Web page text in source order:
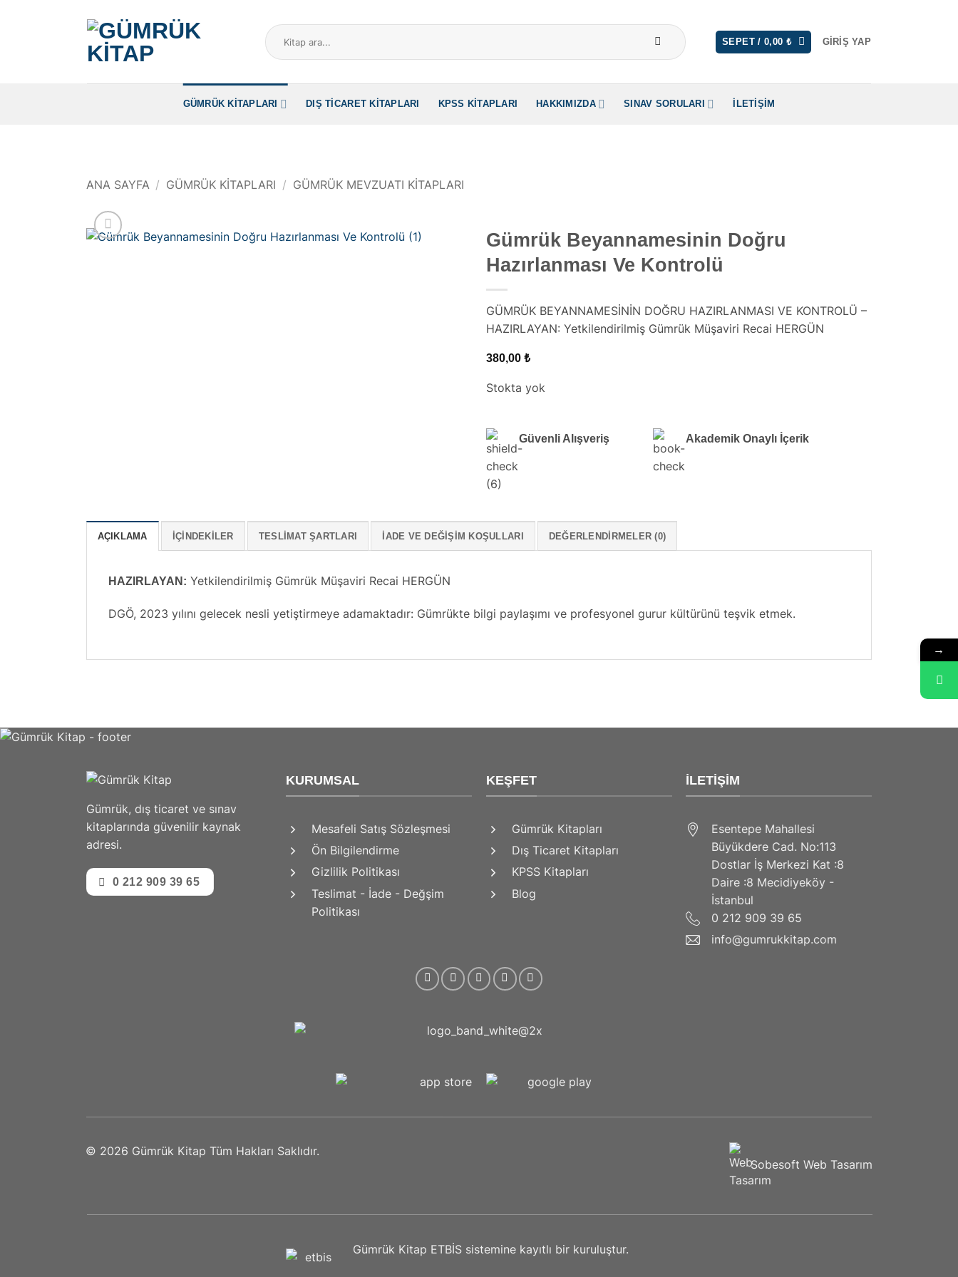
SEPET /0,00 ₺ GIRIŞ YAP
GÜMRÜK KITAPLARI DIŞ TICARET KITAPLARI KPSS KITAPLARI HAKKIMIZDA SINAV SORULARI İLETIŞIM
ANA SAYFA / GÜMRÜK KITAPLARI / GÜMRÜK MEVZUATI KITAPLARI
Gümrük Beyannamesinin Doğru
Hazırlanması Ve Kontrolü
GÜMRÜK BEYANNAMESİNİN DOĞRU HAZIRLANMASI VE KONTROLÜ –
HAZIRLAYAN: Yetkilendirilmiş Gümrük Müşaviri Recai HERGÜN
380,00 ₺
Stokta yok
Güvenli Alışveriş Akademik Onaylı İçerik
AÇIKLAMA İÇINDEKILER TESLIMAT ŞARTLARI İADE VE DEĞIŞIM KOŞULLARI DEĞERLENDIRMELER (0)
HAZIRLAYAN: Yetkilendirilmiş Gümrük Müşaviri Recai HERGÜN
DGÖ, 2023 yılını gelecek nesli yetiştirmeye adamaktadır: Gümrükte bilgi paylaşımı ve profesyonel gurur kültürünü teşvik etmek.
Gümrük, dış ticaret ve sınav
kitaplarında güvenilir kaynak
adresi.
0 212 909 39 65
KURUMSAL
Mesafeli Satış Sözleşmesi
Ön Bilgilendirme
Gizlilik Politikası
Teslimat - İade - Değşim
Politikası
KEŞFET
Gümrük Kitapları
Dış Ticaret Kitapları
KPSS Kitapları
Blog
İLETIŞIM
Esentepe Mahallesi
Büyükdere Cad. No:113
Dostlar İş Merkezi Kat :8
Daire :8 Mecidiyeköy -
İstanbul
0 212 909 39 65
info@gumrukkitap.com
© 2026 Gümrük Kitap Tüm Hakları Saklıdır.
Sobesoft Web Tasarım
Gümrük Kitap ETBİS sistemine kayıtlı bir kuruluştur.
→